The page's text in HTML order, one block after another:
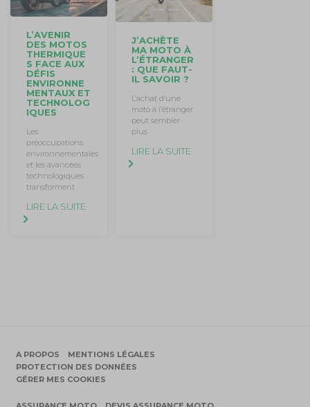
L’AVENIR
DES MOTOS
THERMIQUE
S FACE AUX
DÉFIS
ENVIRONNE
MENTAUX ET
TECHNOLOG
IQUES
Les
préoccupations
environnementales
et les avancées
technologiques
transforment
LIRE LA SUITE
J’ACHÈTE
MA MOTO À
L’ÉTRANGER
: QUE FAUT-
IL SAVOIR ?
L’achat d’une
moto à l’étranger
peut sembler
plus
LIRE LA SUITE
A PROPOS
MENTIONS LÉGALES
PROTECTION DES DONNÉES
GÉRER MES COOKIES